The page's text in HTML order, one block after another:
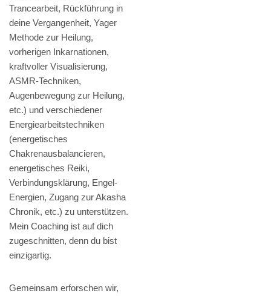
Trancearbeit, Rückführung in
deine Vergangenheit, Yager
Methode zur Heilung,
vorherigen Inkarnationen,
kraftvoller Visualisierung,
ASMR-Techniken,
Augenbewegung zur Heilung,
etc.) und verschiedener
Energiearbeitstechniken
(energetisches
Chakrenausbalancieren,
energetisches Reiki,
Verbindungsklärung, Engel-
Energien, Zugang zur Akasha
Chronik, etc.) zu unterstützen.
Mein Coaching ist auf dich
zugeschnitten, denn du bist
einzigartig.
Gemeinsam erforschen wir,